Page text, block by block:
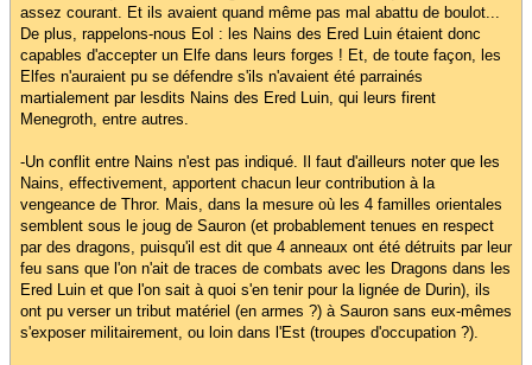
assez courant. Et ils avaient quand même pas mal abattu de boulot...
De plus, rappelons-nous Eol : les Nains des Ered Luin étaient donc
capables d'accepter un Elfe dans leurs forges ! Et, de toute façon, les
Elfes n'auraient pu se défendre s'ils n'avaient été parrainés
martialement par lesdits Nains des Ered Luin, qui leurs firent
Menegroth, entre autres.
-Un conflit entre Nains n'est pas indiqué. Il faut d'ailleurs noter que les
Nains, effectivement, apportent chacun leur contribution à la
vengeance de Thror. Mais, dans la mesure où les 4 familles orientales
semblent sous le joug de Sauron (et probablement tenues en respect
par des dragons, puisqu'il est dit que 4 anneaux ont été détruits par leur
feu sans que l'on n'ait de traces de combats avec les Dragons dans les
Ered Luin et que l'on sait à quoi s'en tenir pour la lignée de Durin), ils
ont pu verser un tribut matériel (en armes ?) à Sauron sans eux-mêmes
s'exposer militairement, ou loin dans l'Est (troupes d'occupation ?).